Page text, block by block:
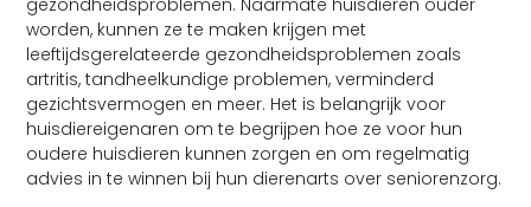
gezondheidsproblemen. Naarmate huisdieren ouder
worden, kunnen ze te maken krijgen met
leeftijdsgerelateerde gezondheidsproblemen zoals
artritis, tandheelkundige problemen, verminderd
gezichtsvermogen en meer. Het is belangrijk voor
huisdiereigenaren om te begrijpen hoe ze voor hun
oudere huisdieren kunnen zorgen en om regelmatig
advies in te winnen bij hun dierenarts over seniorenzorg.